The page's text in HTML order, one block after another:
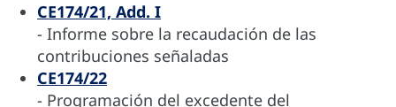
CE174/21, Add. I
- Informe sobre la recaudación de las
contribuciones señaladas
CE174/22
- Programación del excedente del